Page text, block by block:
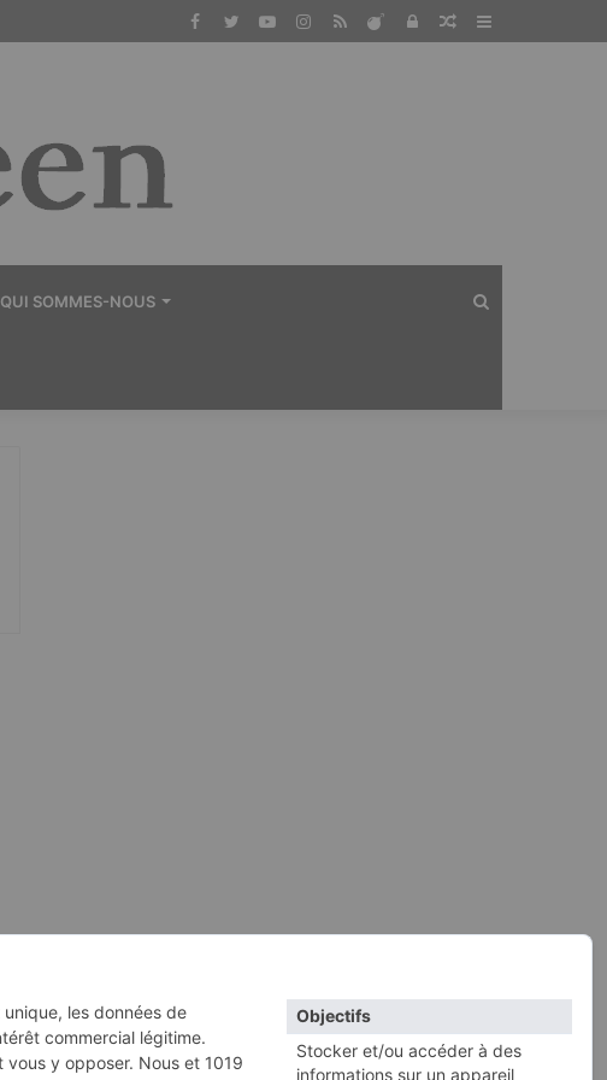
Sidebar
Article
Connexion
Dailymotion
RSS
Instagram
YouTube
Twitter
Facebook
QUI SOMMES-NOUS